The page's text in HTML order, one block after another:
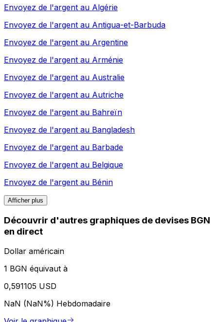
Envoyez de l'argent au Algérie
Envoyez de l'argent au Antigua-et-Barbuda
Envoyez de l'argent au Argentine
Envoyez de l'argent au Arménie
Envoyez de l'argent au Australie
Envoyez de l'argent au Autriche
Envoyez de l'argent au Bahreïn
Envoyez de l'argent au Bangladesh
Envoyez de l'argent au Barbade
Envoyez de l'argent au Belgique
Envoyez de l'argent au Bénin
Afficher plus
Découvrir d'autres graphiques de devises BGN
en direct
Dollar américain
1 BGN équivaut à
0,591105 USD
NaN (NaN%) Hebdomadaire